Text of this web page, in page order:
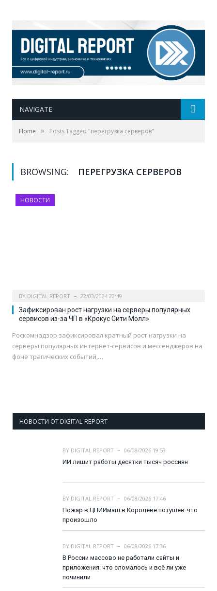
NAVIGATE
Home » Posts Tagged "перегрузка серверов"
BROWSING: ПЕРЕГРУЗКА СЕРВЕРОВ
НОВОСТИ
BY DIGITAL REPORT 22/03/2024 22:49
Зафиксирован рост нагрузки на серверы популярных
сервисов из-за ЧП в «Крокус Сити Молл»
Роскомнадзор зафиксировал кратный рост нагрузки на
серверы популярных интернет-сервисов и мессенджеров на
фоне трагических событий,…
НОВОСТИ ОТ DIGITAL-REPORT
BY DIGITAL REPORT
06/08/2026 19:53
ИИ лишит работы десятки тысяч россиян
BY DIGITAL REPORT
06/08/2026 17:46
Пожар в ЦНИИмаш в Королёве потушен: что
произошло
BY DIGITAL REPORT
06/08/2026 17:36
В России массово не работали сайты и
приложения: что сломалось и всё ли уже
починили